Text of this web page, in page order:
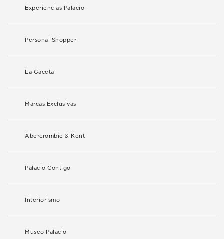
Experiencias Palacio
Personal Shopper
La Gaceta
Marcas Exclusivas
Abercrombie & Kent
Palacio Contigo
Interiorismo
Museo Palacio